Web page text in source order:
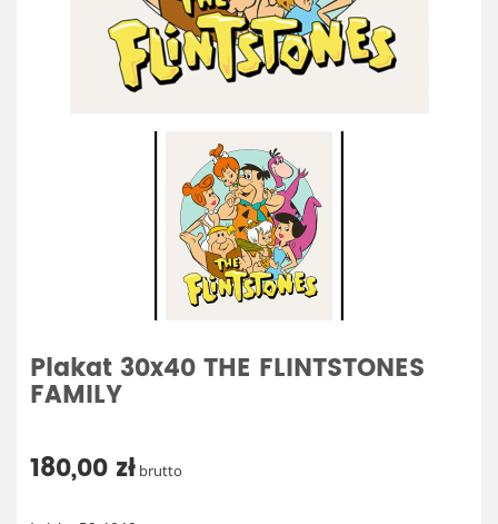
Plakat 30x40 THE FLINTSTONES
FAMILY
180,00 zł brutto